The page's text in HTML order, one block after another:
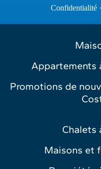
Confidentialité ·
Appartements
Promotions de
Chalets
Maisons et